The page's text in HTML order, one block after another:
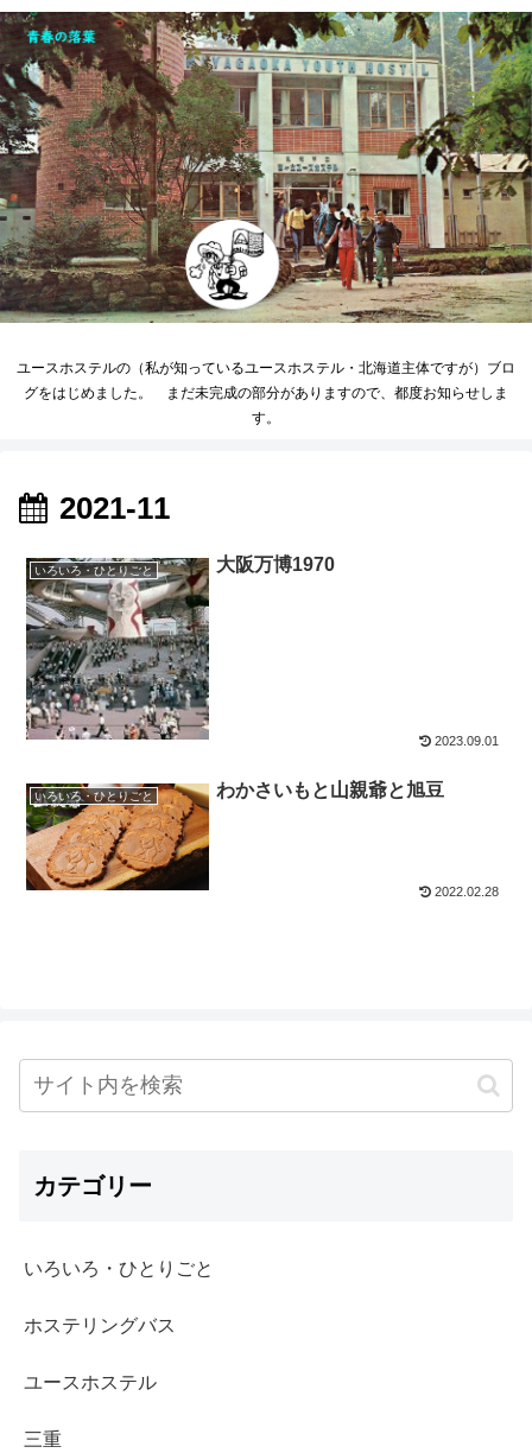
ユースホステルの（私が知っているユースホステル・北海道主体ですが）ブロ
グをはじめました。 まだ未完成の部分がありますので、都度お知らせしま
す。
2021-11
いろいろ・ひとりごと 大阪万博1970
2023.09.01
いろいろ・ひとりごと わかさいもと山親爺と旭豆
2022.02.28
カテゴリー
いろいろ・ひとりごと
ホステリングバス
ユースホステル
三重